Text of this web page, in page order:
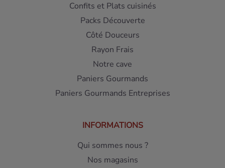
Confits et Plats cuisinés
Packs Découverte
Côté Douceurs
Rayon Frais
Notre cave
Paniers Gourmands
Paniers Gourmands Entreprises
INFORMATIONS
Qui sommes nous ?
Nos magasins